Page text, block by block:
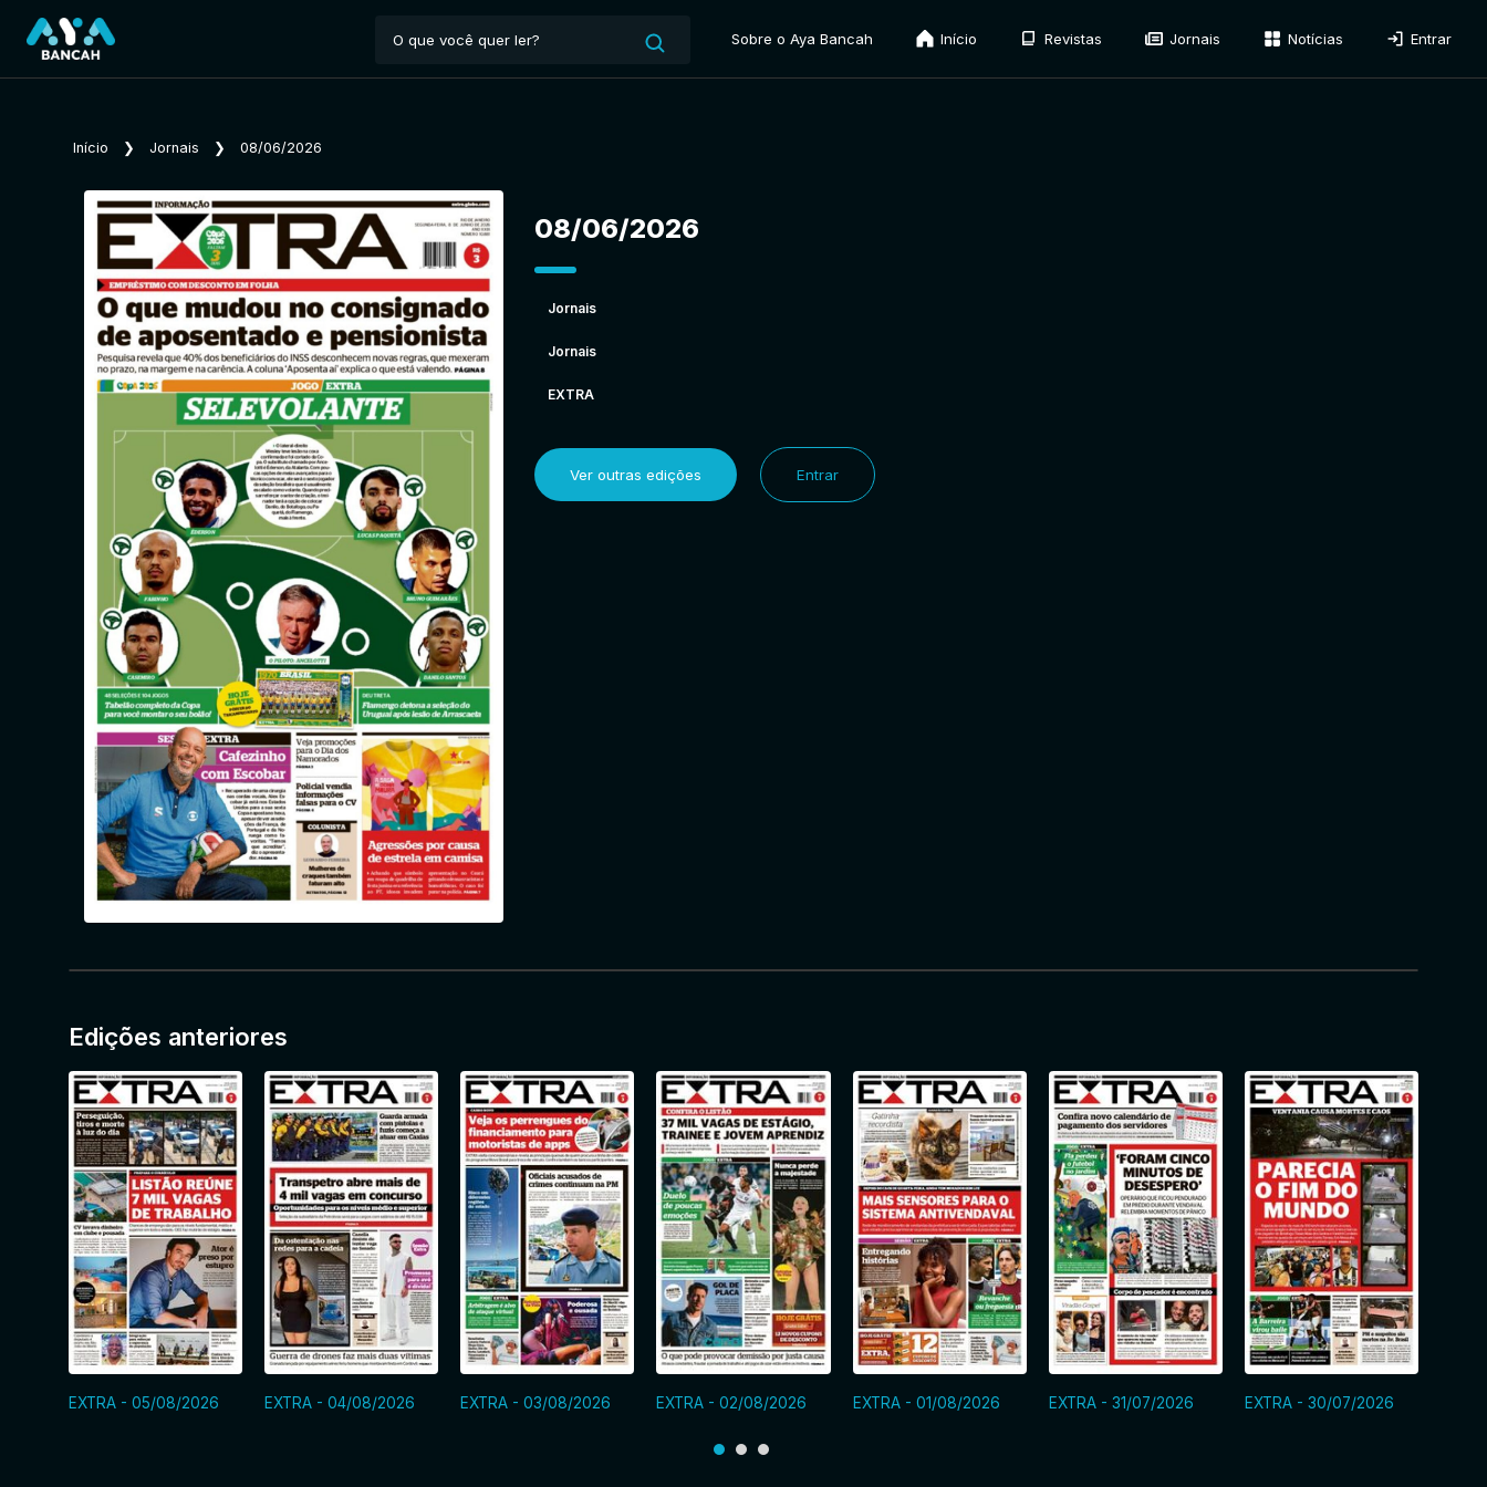
Sobre o Aya Bancah Início Revistas Jornais Notícias Entrar
Início ❯ Jornais ❯ 08/06/2026
08/06/2026
Jornais
Jornais
EXTRA
Ver outras edições Entrar
Edições anteriores
EXTRA - 05/08/2026 EXTRA - 04/08/2026 EXTRA - 03/08/2026 EXTRA - 02/08/2026 EXTRA - 01/08/2026 EXTRA - 31/07/2026 EXTRA - 30/07/2026